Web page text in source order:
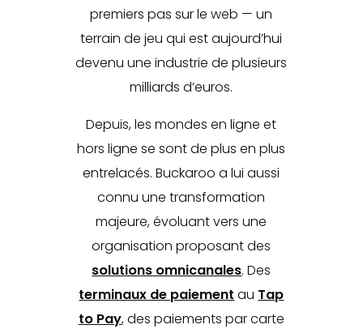
premiers pas sur le web — un
terrain de jeu qui est aujourd’hui
devenu une industrie de plusieurs
milliards d’euros.
Depuis, les mondes en ligne et
hors ligne se sont de plus en plus
entrelacés. Buckaroo a lui aussi
connu une transformation
majeure, évoluant vers une
organisation proposant des
solutions omnicanales. Des
terminaux de paiement au Tap
to Pay, des paiements par carte